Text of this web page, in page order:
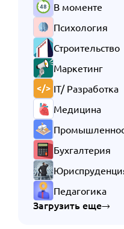
В моменте
Психология
Строительство
Маркетинг
IT/ Разработка
Медицина
Бухгалтерия
Педагогика
Загрузить еще